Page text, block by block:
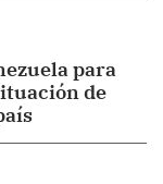
para
de